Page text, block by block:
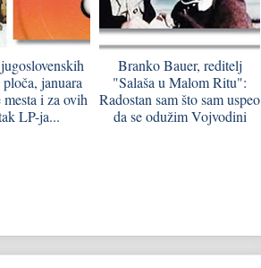
januara
i za ovih
LP-ja...
Branko Bauer, reditelj
"Salaša u Malom Ritu":
Radostan sam što sam uspeo
da se odužim Vojvodini